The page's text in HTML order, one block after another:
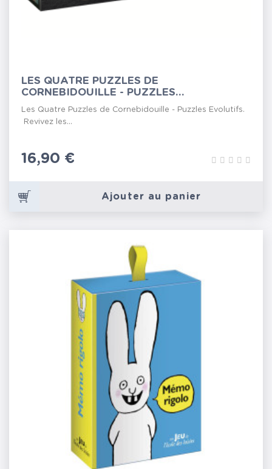
LES QUATRE PUZZLES DE
CORNEBIDOUILLE - PUZZLES...
Les Quatre Puzzles de Cornebidouille - Puzzles Evolutifs.
Revivez les...
Prix
16,90 €
Ajouter au panier